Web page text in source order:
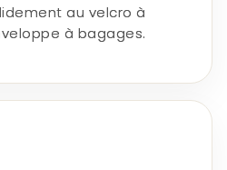
au velcro à
à bagages.